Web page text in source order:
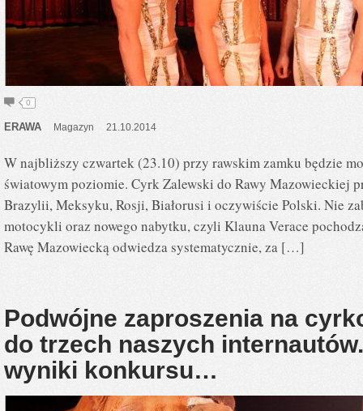
0
ERAWA Magazyn 21.10.2014
W najbliższy czwartek (23.10) przy rawskim zamku będzie
światowym poziomie. Cyrk Zalewski do Rawy Mazowieckiej
Brazylii, Meksyku, Rosji, Białorusi i oczywiście Polski. Nie
motocykli oraz nowego nabytku, czyli Klauna Verace
Rawę Mazowiecką odwiedza systematycznie, za […]
Podwójne zaproszenia na
do trzech naszych
wyniki konkursu…